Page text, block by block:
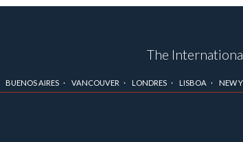
The
BUENOS AIRES VANCOUVER LONDRES LISBOA NEW